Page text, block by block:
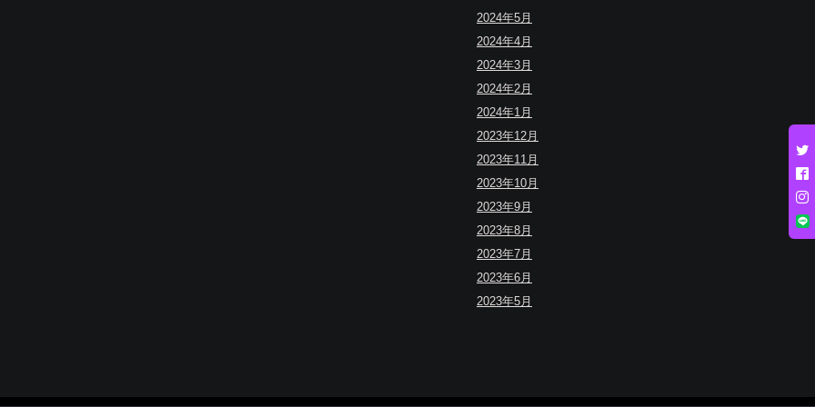
2024年5月
2024年4月
2024年3月
2024年2月
2024年1月
2023年12月
2023年11月
2023年10月
2023年9月
2023年8月
2023年7月
2023年6月
2023年5月